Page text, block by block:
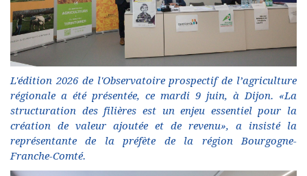
L'édition 2026 de l'Observatoire prospectif de l’agriculture
régionale a été présentée, ce mardi 9 juin, à Dijon. «La
structuration des filières est un enjeu essentiel pour la
création de valeur ajoutée et de revenu», a insisté la
représentante de la préfète de la région Bourgogne-
Franche-Comté.